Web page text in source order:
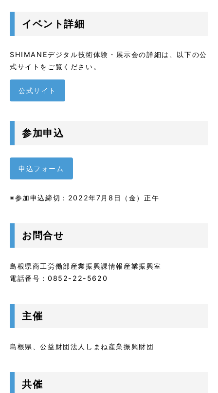
イベント詳細
SHIMANEデジタル技術体験・展示会の詳細は、以下の公
式サイトをご覧ください。
公式サイト
参加申込
申込フォーム
※参加申込締切：2022年7月8日（金）正午
お問合せ
島根県商工労働部産業振興課情報産業振興室
電話番号：0852-22-5620
主催
島根県、公益財団法人しまね産業振興財団
共催